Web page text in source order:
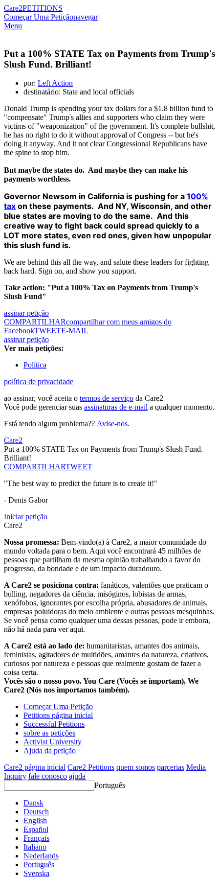
Care2PETITIONS
Começar Uma Petiçãonavegar
Menu
Put a 100% STATE Tax on Payments from Trump's
Slush Fund. Brilliant!
por: Left Action
destinatário: State and local officials
Donald Trump is spending your tax dollars for a $1.8 billion fund to
"compensate" Trump's allies and supporters who claim they were
victims of "weaponization" of the government. It's complete bullshit,
he has no right to do it without approval of Congress -- but he's
doing it anyway. And it not clear Congressional Republicans have
the spine to stop him.
But maybe the states do. And maybe they can make his
payments worthless.
Governor Newsom in California is pushing for a 100%
tax on these payments. And NY, Wisconsin, and other
blue states are moving to do the same. And this
creative way to fight back could spread quickly to a
LOT more states, even red ones, given how unpopular
this slush fund is.
We are behind this all the way, and salute these leaders for fighting
back hard. Sign on, and show you support.
Take action: "Put a 100% Tax on Payments from Trump's
Slush Fund"
assinar petição
COMPARTILHARcompartilhar com meus amigos do
FacebookTWEETE-MAIL
assinar petição
Ver mais petições:
Política
política de privacidade
ao assinar, você aceita o termos de serviço da Care2
Você pode gerenciar suas assinaturas de e-mail a qualquer momento.
Está tendo algum problema?? Avise-nos.
Care2
Put a 100% STATE Tax on Payments from Trump's Slush Fund.
Brilliant!
COMPARTILHARTWEET
"The best way to predict the future is to create it!"
- Denis Gabor
Iniciar petição
Care2
Nossa promessa: Bem-vindo(a) à Care2, a maior comunidade do
mundo voltada para o bem. Aqui você encontrará 45 milhões de
pessoas que partilham da mesma opinião trabalhando a favor do
progresso, da bondade e de um impacto duradouro.
A Care2 se posiciona contra: fanáticos, valentões que praticam o
bulling, negadores da ciência, misóginos, lobistas de armas,
xenófobos, ignorantes por escolha própria, abusadores de animais,
empresas poluidoras do meio ambiente e outras pessoas mesquinhas.
Se você pensa como qualquer uma dessas pessoas, pode ir embora,
não há nada para ver aqui.
A Care2 está ao lado de: humanitaristas, amantes dos animais,
feministas, agitadores de multidões, amantes da natureza, criativos,
curiosos por natureza e pessoas que realmente gostam de fazer a
coisa certa.
Vocês são o nosso povo. You Care (Vocês se importam), We
Care2 (Nós nos importamos também).
Começar Uma Petição
Petitions página inicial
Successful Petitions
sobre as petições
Activist University
Ajuda da petição
Care2 página inicial Care2 Petitions quem somos parcerias Media
Inquiry fale conosco ajuda
Português
Dansk
Deutsch
English
Español
Français
Italiano
Nederlands
Português
Svenska